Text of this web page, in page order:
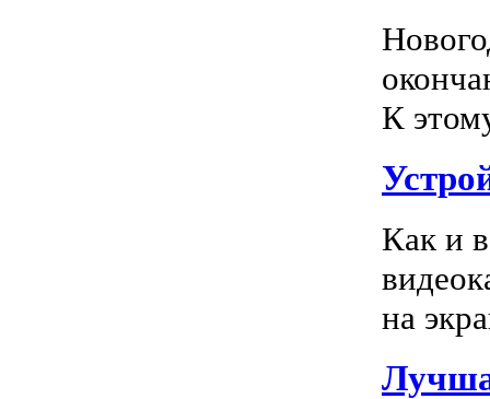
К
Как и
на